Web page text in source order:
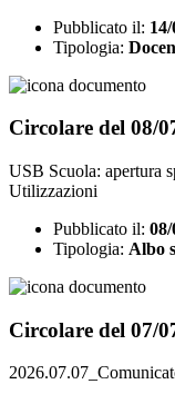
Pubblicato il:
Tipologia:
Circolare del 08/
USB Scuola: apertura
Utilizzazioni
Pubblicato il: 08/
Tipologia: Albo
Circolare del 07/